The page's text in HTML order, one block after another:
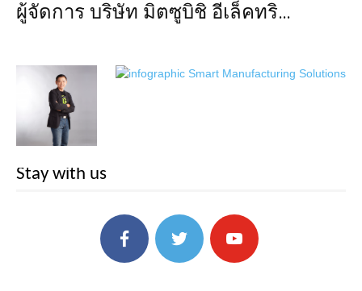
ผู้จัดการ บริษัท มิตซูบิชิ อีเล็คทริ…
Stay with us